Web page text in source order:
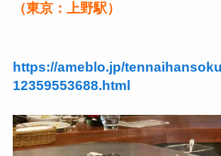
（東京：上野駅）
https://ameblo.jp/
12359553688.html